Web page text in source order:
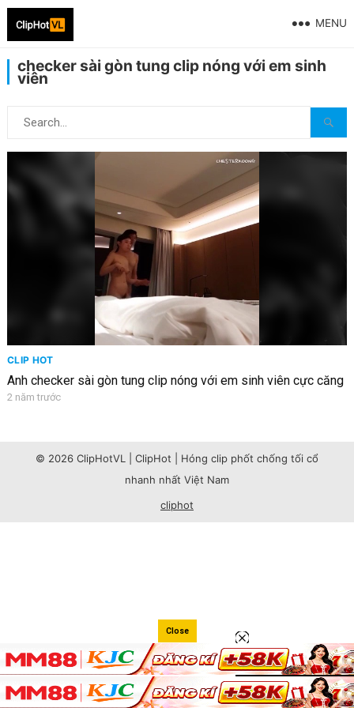
MENU
checker sài gòn tung clip nóng với em sinh
viên
CLIP HOT
Anh checker sài gòn tung clip nóng với em sinh viên cực căng
2 năm trước
© 2026 ClipHotVL | ClipHot | Hóng clip phốt chống tối cổ
nhanh nhất Việt Nam
cliphot
Close